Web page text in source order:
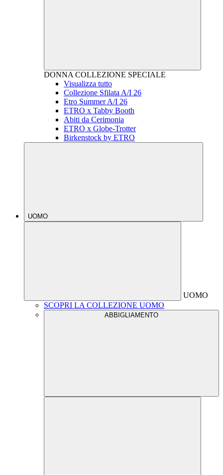
DONNA COLLEZIONE SPECIALE
Visualizza tutto
Collezione Sfilata A/I 26
Etro Summer A/I 26
ETRO x Tabby Booth
Abiti da Cerimonia
ETRO x Globe-Trotter
Birkenstock by ETRO
UOMO
UOMO
SCOPRI LA COLLEZIONE UOMO
ABBIGLIAMENTO